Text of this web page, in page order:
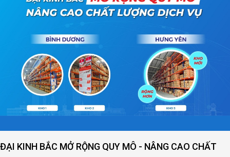
THƯ MỜI: THAM GIA TRIỂN LÃM CÔNG NGHIỆP